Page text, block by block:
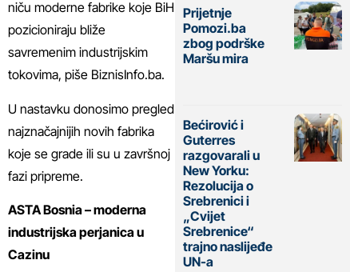
niču moderne fabrike koje BiH
pozicioniraju bliže
savremenim industrijskim
tokovima, piše BiznisInfo.ba.
U nastavku donosimo pregled
najznačajnijih novih fabrika
koje se grade ili su u završnoj
fazi pripreme.
ASTA Bosnia – moderna
industrijska perjanica u
Cazinu
Prijetnje
Pomozi.ba
zbog podrške
Maršu mira
Bećirović i
Guterres
razgovarali u
New Yorku:
Rezolucija o
Srebrenici i
„Cvijet
Srebrenice“
trajno naslijeđe
UN-a